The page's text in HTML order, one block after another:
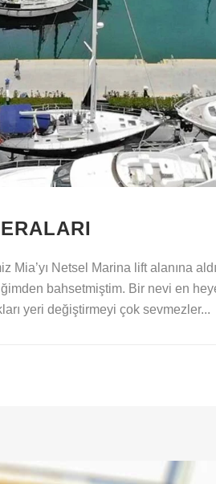
Mia’yı Netsel Marina lift alanına
bahsetmiştim. Bir nevi en
yeri değiştirmeyi çok sevmezler...